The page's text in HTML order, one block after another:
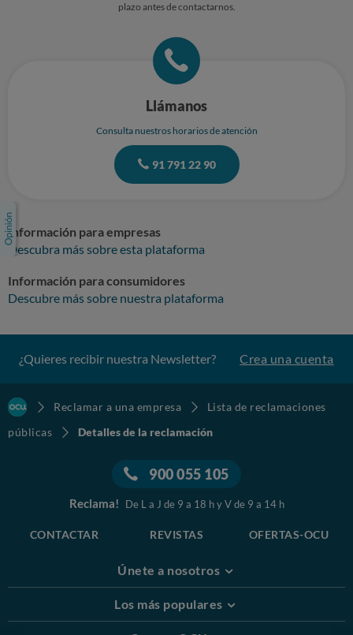
plazo antes de contactarnos.
Llámanos
Consulta nuestros horarios de atención
91 791 22 90
Información para empresas
Descubra más sobre esta plataforma
Información para consumidores
Descubre más sobre nuestra plataforma
¿Quieres recibir nuestra Newsletter? Crea una cuenta
Reclamar a una empresa
Lista de reclamaciones
públicas
Detalles de la reclamación
900 055 105
Reclama! De L a J de 9 a 18 h y V de 9 a 14 h
CONTACTAR REVISTAS OFERTAS-OCU
Únete a nosotros
Los más populares